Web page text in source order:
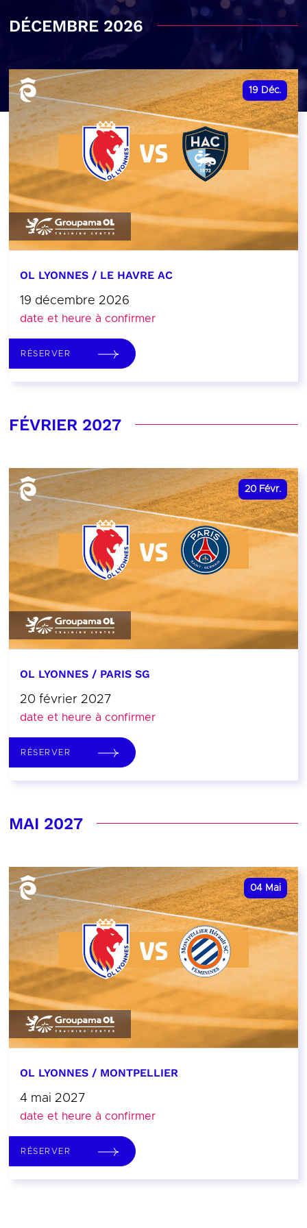
DÉCEMBRE 2026
19 Déc.
OL LYONNES / LE HAVRE AC
19 décembre 2026
date et heure à confirmer
RÉSERVER
FÉVRIER 2027
20 Févr.
OL LYONNES / PARIS SG
20 février 2027
date et heure à confirmer
RÉSERVER
MAI 2027
04 Mai
OL LYONNES / MONTPELLIER
4 mai 2027
date et heure à confirmer
RÉSERVER